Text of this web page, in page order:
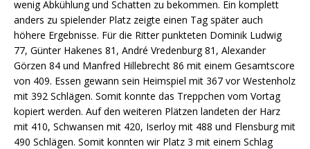
wenig Abkühlung und Schatten zu bekommen. Ein komplett
anders zu spielender Platz zeigte einen Tag später auch
höhere Ergebnisse. Für die Ritter punkteten Dominik Ludwig
77, Günter Hakenes 81, André Vredenburg 81, Alexander
Görzen 84 und Manfred Hillebrecht 86 mit einem Gesamtscore
von 409. Essen gewann sein Heimspiel mit 367 vor Westenholz
mit 392 Schlägen. Somit konnte das Treppchen vom Vortag
kopiert werden. Auf den weiteren Plätzen landeten der Harz
mit 410, Schwansen mit 420, Iserloy mit 488 und Flensburg mit
490 Schlägen. Somit konnten wir Platz 3 mit einem Schlag